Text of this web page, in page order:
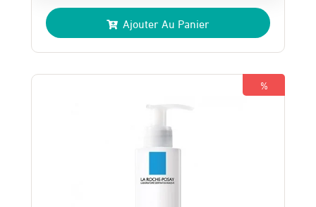
prix
initial
était :
350 Dhs.
prix
actuel
est :
330 Dhs.
Ajouter Au Panier
%